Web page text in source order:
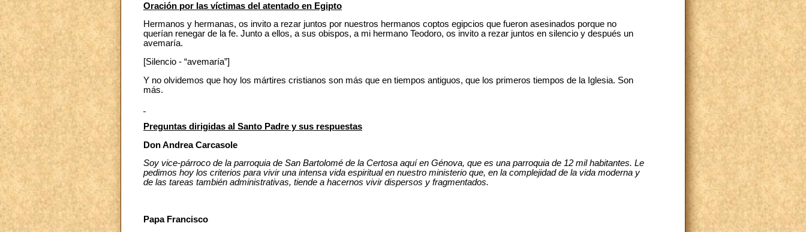
Oración por las víctimas del atentado en Egipto
Hermanos y hermanas, os invito a rezar juntos por nuestros hermanos coptos egipcios que fueron asesinados porque no
querían renegar de la fe. Junto a ellos, a sus obispos, a mi hermano Teodoro, os invito a rezar juntos en silencio y después un
avemaría.
[Silencio - “avemaría”]
Y no olvidemos que hoy los mártires cristianos son más que en tiempos antiguos, que los primeros tiempos de la Iglesia. Son
más.
Preguntas dirigidas al Santo Padre y sus respuestas
Don Andrea Carcasole
Soy vice-párroco de la parroquia de San Bartolomé de la Certosa aquí en Génova, que es una parroquia de 12 mil habitantes. Le
pedimos hoy los criterios para vivir una intensa vida espiritual en nuestro ministerio que, en la complejidad de la vida moderna y
de las tareas también administrativas, tiende a hacernos vivir dispersos y fragmentados.
Papa Francisco